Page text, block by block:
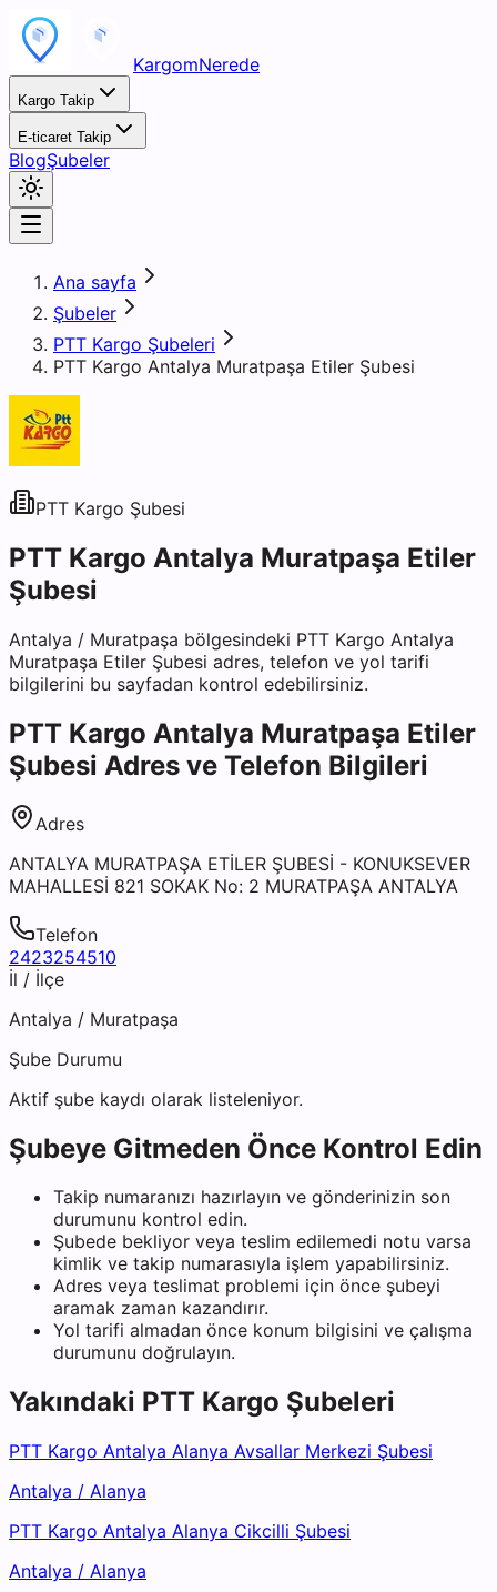
KargomNerede
Kargo Takip
E-ticaret Takip
BlogŞubeler
Ana sayfa
Şubeler
PTT Kargo Şubeleri
PTT Kargo Antalya Muratpaşa Etiler Şubesi
PTT Kargo Şubesi
PTT Kargo Antalya Muratpaşa Etiler
Şubesi
Antalya / Muratpaşa bölgesindeki PTT Kargo Antalya
Muratpaşa Etiler Şubesi adres, telefon ve yol tarifi
bilgilerini bu sayfadan kontrol edebilirsiniz.
PTT Kargo Antalya Muratpaşa Etiler
Şubesi Adres ve Telefon Bilgileri
Adres
ANTALYA MURATPAŞA ETİLER ŞUBESİ - KONUKSEVER
MAHALLESİ 821 SOKAK No: 2 MURATPAŞA ANTALYA
Telefon
2423254510
İl / İlçe
Antalya / Muratpaşa
Şube Durumu
Aktif şube kaydı olarak listeleniyor.
Şubeye Gitmeden Önce Kontrol Edin
Takip numaranızı hazırlayın ve gönderinizin son
durumunu kontrol edin.
Şubede bekliyor veya teslim edilemedi notu varsa
kimlik ve takip numarasıyla işlem yapabilirsiniz.
Adres veya teslimat problemi için önce şubeyi
aramak zaman kazandırır.
Yol tarifi almadan önce konum bilgisini ve çalışma
durumunu doğrulayın.
Yakındaki PTT Kargo Şubeleri
PTT Kargo Antalya Alanya Avsallar Merkezi Şubesi
Antalya / Alanya
PTT Kargo Antalya Alanya Cikcilli Şubesi
Antalya / Alanya